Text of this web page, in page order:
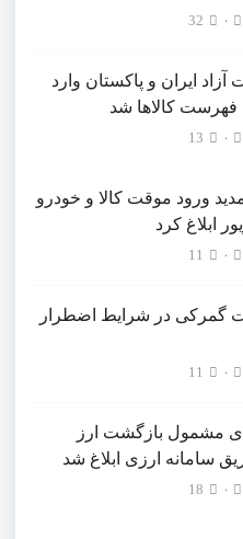
32
ایران و پاکستان وارد
کالاها شد
13
ورود موقت کالا و خودرو
ابلاغ کرد
11
گمرکی در شرایط اضطرار
11
مشمول بازگشت ارز
سامانه ارزی ابلاغ شد
18